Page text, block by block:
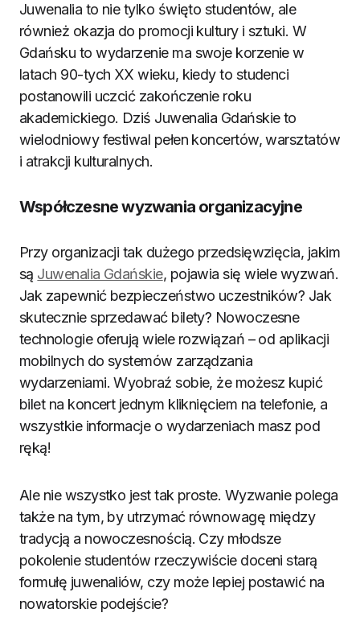
Juwenalia to nie tylko święto studentów, ale
również okazja do promocji kultury i sztuki. W
Gdańsku to wydarzenie ma swoje korzenie w
latach 90-tych XX wieku, kiedy to studenci
postanowili uczcić zakończenie roku
akademickiego. Dziś Juwenalia Gdańskie to
wielodniowy festiwal pełen koncertów, warsztatów
i atrakcji kulturalnych.
Współczesne wyzwania organizacyjne
Przy organizacji tak dużego przedsięwzięcia, jakim
są Juwenalia Gdańskie, pojawia się wiele wyzwań.
Jak zapewnić bezpieczeństwo uczestników? Jak
skutecznie sprzedawać bilety? Nowoczesne
technologie oferują wiele rozwiązań – od aplikacji
mobilnych do systemów zarządzania
wydarzeniami. Wyobraź sobie, że możesz kupić
bilet na koncert jednym kliknięciem na telefonie, a
wszystkie informacje o wydarzeniach masz pod
ręką!
Ale nie wszystko jest tak proste. Wyzwanie polega
także na tym, by utrzymać równowagę między
tradycją a nowoczesnością. Czy młodsze
pokolenie studentów rzeczywiście doceni starą
formułę juwenaliów, czy może lepiej postawić na
nowatorskie podejście?